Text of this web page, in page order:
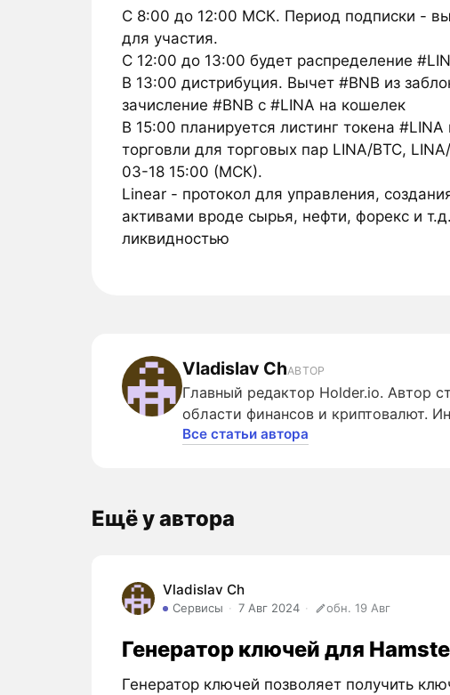
С 8:00 до 12:00 МСК. Период подписки -
для участия.
С 12:00 до 13:00 будет распределение
В 13:00 дистрибуция. Вычет #BNB из
зачисление #BNB с #LINA на кошелек
В 15:00 планируется листинг токена
торговли для торговых пар LINA/BTC,
03-18 15:00 (МСК).
Linear - протокол для управления,
активами вроде сырья, нефти, форекс и
ликвидностью
Vladislav ChАВТОР
Главный редактор Holder.io. Автор
области финансов и криптовалют.
Все статьи автора
Ещё у автора
Vladislav Ch
Сервисы 7 Авг 2024 обн. 19 Авг
Генератор ключей для
Генератор ключей позволяет получить